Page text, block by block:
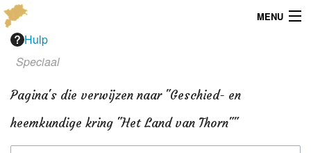
MENU
Menu
Locaties
Hulp
Speciaal
Pagina's die verwijzen naar "Geschied- en
heemkundige kring "Het Land van Thorn""